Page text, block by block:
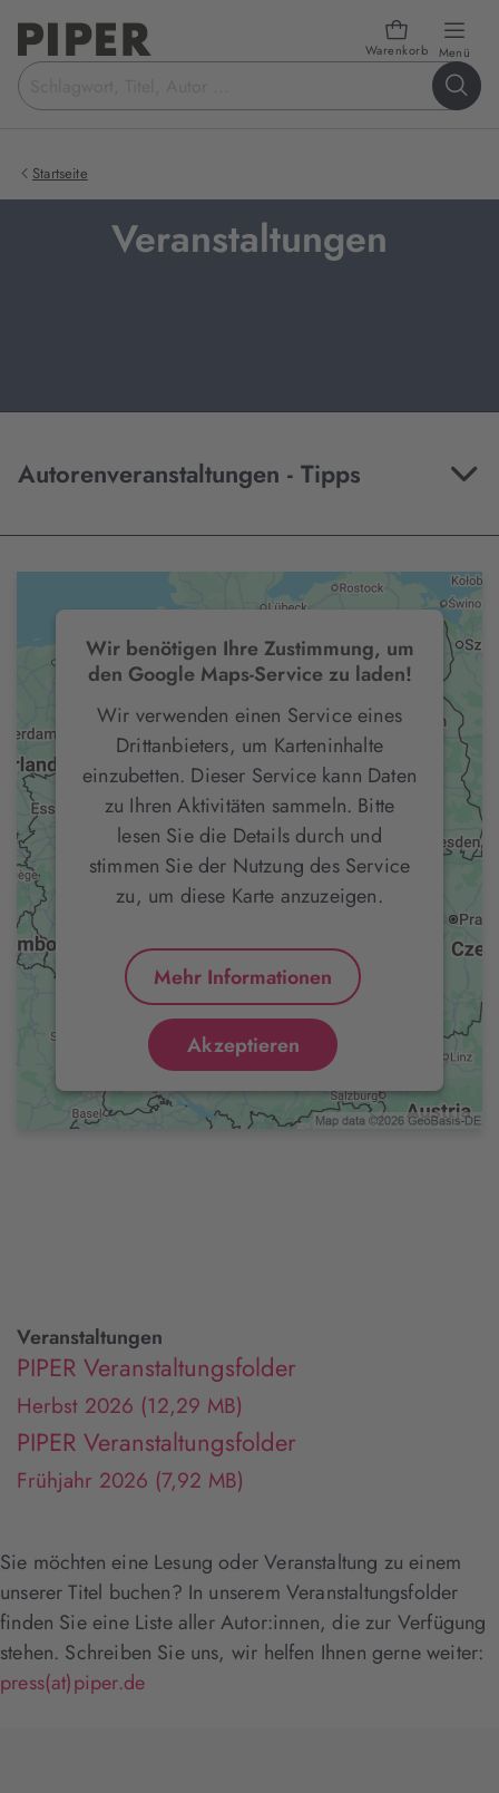
Warenkorb Menü
Suchbegriff
eingeben
Startseite
Veranstaltungen
Autorenveranstaltungen - Tipps
PLZ
445 Veranstaltungen verfügbar
Wir benötigen Ihre Zustimmung, um
den Google Maps-Service zu laden!
Wir verwenden einen Service eines
Drittanbieters, um Karteninhalte
einzubetten. Dieser Service kann Daten
zu Ihren Aktivitäten sammeln. Bitte
lesen Sie die Details durch und
stimmen Sie der Nutzung des Service
zu, um diese Karte anzuzeigen.
Mehr Informationen
Akzeptieren
Veranstaltungen
PIPER Veranstaltungsfolder
Herbst 2026 (12,29 MB)
PIPER Veranstaltungsfolder
Frühjahr 2026 (7,92 MB)
Sie möchten eine Lesung oder Veranstaltung zu einem
unserer Titel buchen? In unserem Veranstaltungsfolder
finden Sie eine Liste aller Autor:innen, die zur Verfügung
stehen. Schreiben Sie uns, wir helfen Ihnen gerne weiter:
press(at)piper.de